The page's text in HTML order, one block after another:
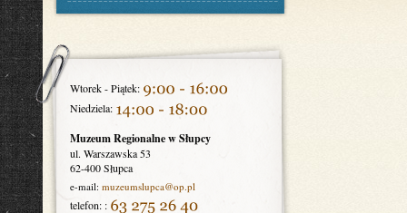
Wtorek - Piątek:
Niedziela:
Muzeum Regionalne w Słupcy
ul. Warszawska 53
62-400 Słupca
e-mail: muzeumslupca@op.pl
telefon: :